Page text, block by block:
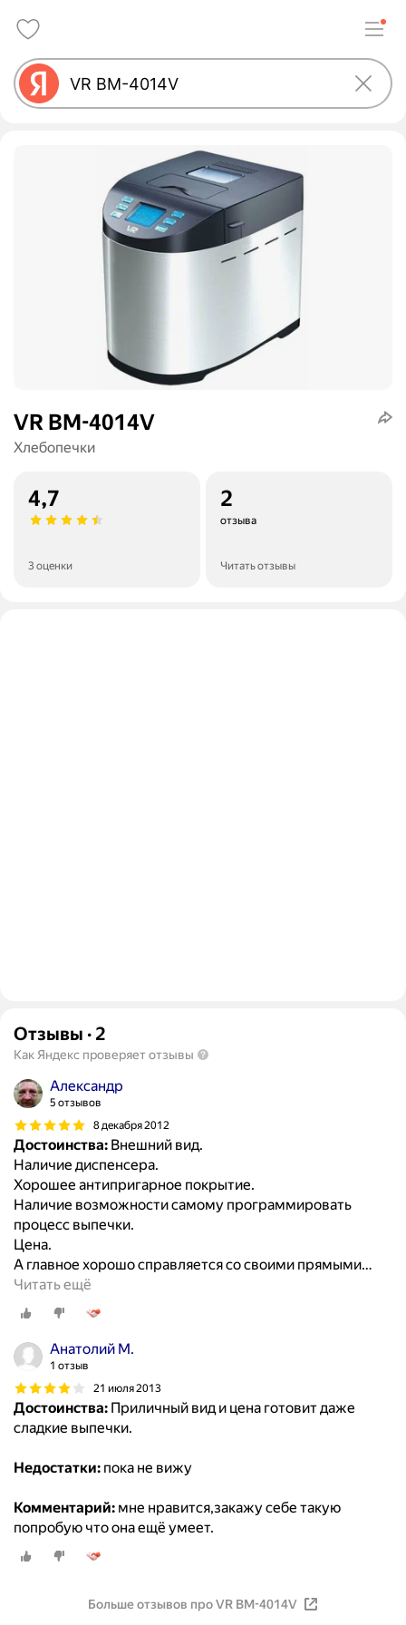
VR BM-4014V
Хлебопечки
4,7
3 оценки
2
отзыва
Читать отзывы
Отзывы · 2
Как Яндекс проверяет отзывы
Александр
5 отзывов
8 декабря 2012
Достоинства: Внешний вид.
Наличие диспенсера.
Хорошее антипригарное покрытие.
Наличие возможности самому программировать
процесс выпечки.
Цена.
А главное хорошо справляется со своими прямыми…
Читать ещё
Анатолий М.
1 отзыв
21 июля 2013
Достоинства: Приличный вид и цена готовит даже
сладкие выпечки.
Недостатки: пока не вижу
Комментарий: мне нравится,закажу себе такую
попробую что она ещё умеет.
Больше отзывов про VR BM-4014V